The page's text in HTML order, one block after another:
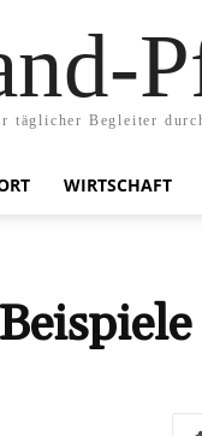
täglicher Begleiter
WIRTSCHAFT